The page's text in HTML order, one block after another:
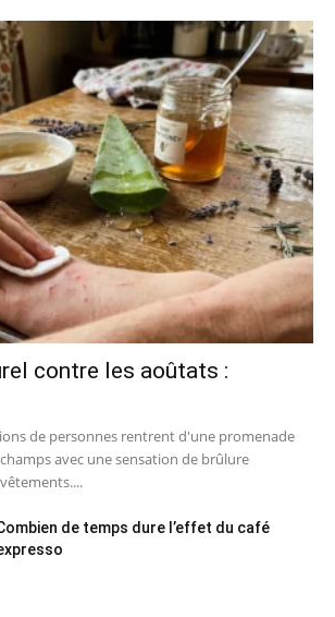
contre les aoûtats :
de personnes rentrent d'une promenade
avec une sensation de brûlure
de temps dure l’effet du café